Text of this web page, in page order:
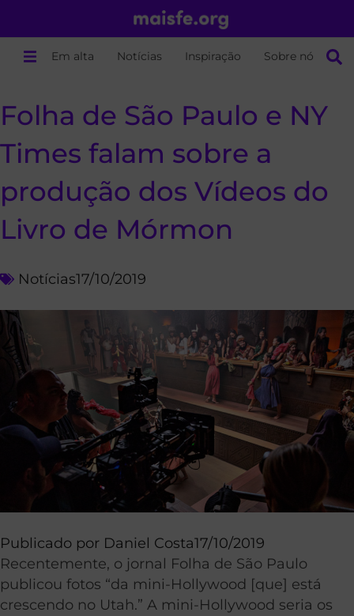
Em alta Notícias Inspiração Sobre nós
Folha de São Paulo e NY
Times falam sobre a
produção dos Vídeos do
Livro de Mórmon
Notícias17/10/2019
Publicado por Daniel Costa17/10/2019
Recentemente, o jornal Folha de São Paulo
publicou fotos “da mini-Hollywood [que] está
crescendo no Utah.” A mini-Hollywood seria os